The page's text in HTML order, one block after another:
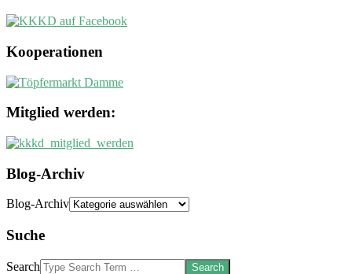
Kooperationen
Mitglied werden:
Blog-Archiv
Blog-Archiv
Suche
Search